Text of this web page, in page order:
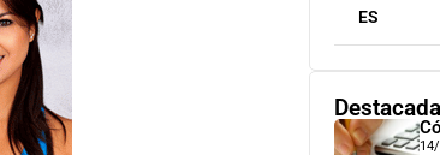
ES